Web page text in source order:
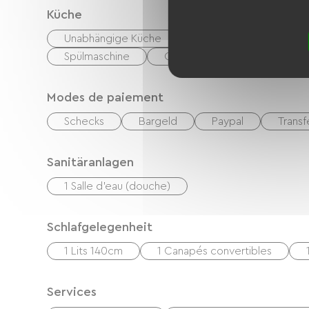
Küche
Unabhängige Küche
Spülmaschine
Congélateur
Modes de paiement
Schecks Bargeld Paypal
Sanitäranlagen
1 Salle d'eau (douche)
Schlafgelegenheit
1 Lits 140cm 1 Canapés convertibles
Services